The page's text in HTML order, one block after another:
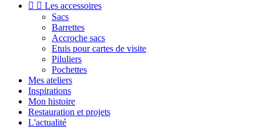
  Les accessoires
Sacs
Barrettes
Accroche sacs
Etuis pour cartes de visite
Piluliers
Pochettes
Mes ateliers
Inspirations
Mon histoire
Restauration et projets
L'actualité